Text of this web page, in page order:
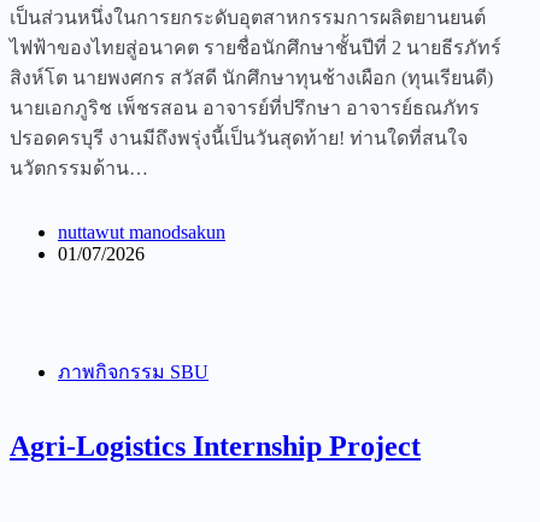
เป็นส่วนหนึ่งในการยกระดับอุตสาหกรรมการผลิตยานยนต์
ไฟฟ้าของไทยสู่อนาคต รายชื่อนักศึกษาชั้นปีที่ 2 นายธีรภัทร์
สิงห์โต นายพงศกร สวัสดี นักศึกษาทุนช้างเผือก (ทุนเรียนดี)
นายเอกภูริช เพ็ชรสอน อาจารย์ที่ปรึกษา อาจารย์ธณภัทร
ปรอดครบุรี งานมีถึงพรุ่งนี้เป็นวันสุดท้าย! ท่านใดที่สนใจ
นวัตกรรมด้าน…
nuttawut manodsakun
01/07/2026
ภาพกิจกรรม SBU
Agri-Logistics Internship Project